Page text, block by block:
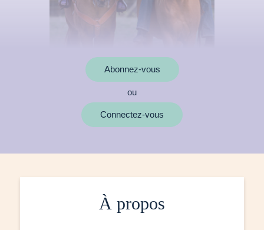
Abonnez-vous
ou
Connectez-vous
À propos